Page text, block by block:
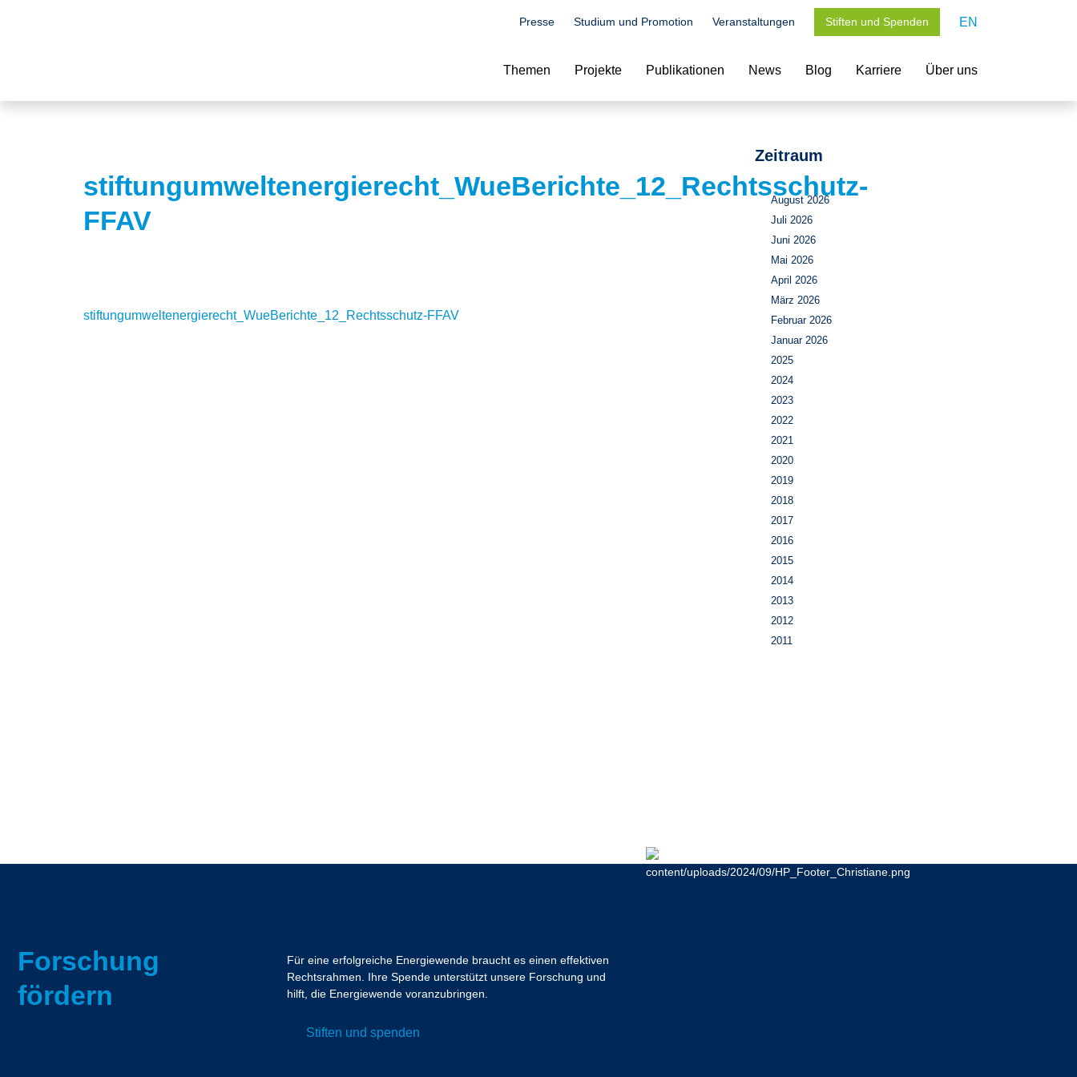
Presse Studium und Promotion Veranstaltungen Stiften und Spenden EN
Themen Projekte Publikationen News Blog Karriere Über uns
stiftungumweltenergierecht_WueBerichte_12_Rechtsschutz-
FFAV
stiftungumweltenergierecht_WueBerichte_12_Rechtsschutz-FFAV
Zeitraum
August 2026
Juli 2026
Juni 2026
Mai 2026
April 2026
März 2026
Februar 2026
Januar 2026
2025
2024
2023
2022
2021
2020
2019
2018
2017
2016
2015
2014
2013
2012
2011
Forschung
fördern
Für eine erfolgreiche Energiewende braucht es einen effektiven
Rechtsrahmen. Ihre Spende unterstützt unsere Forschung und
hilft, die Energiewende voranzubringen.
Stiften und spenden